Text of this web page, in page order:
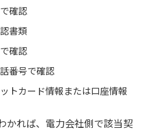
確認
書類
確認
番号で確認
トカード情報または口座情報
かれば、電力会社側で該当契